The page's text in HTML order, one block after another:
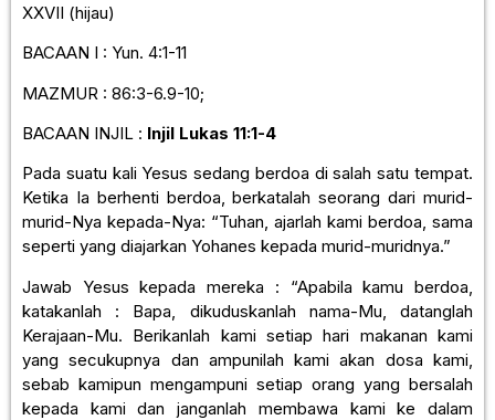
XXVII (hijau)
BACAAN I : Yun. 4:1-11
MAZMUR : 86:3-6.9-10;
BACAAN INJIL : Injil Lukas 11:1-4
Pada suatu kali Yesus sedang berdoa di salah satu tempat.
Ketika Ia berhenti berdoa, berkatalah seorang dari murid-
murid-Nya kepada-Nya: “Tuhan, ajarlah kami berdoa, sama
seperti yang diajarkan Yohanes kepada murid-muridnya.”
Jawab Yesus kepada mereka : “Apabila kamu berdoa,
katakanlah : Bapa, dikuduskanlah nama-Mu, datanglah
Kerajaan-Mu. Berikanlah kami setiap hari makanan kami
yang secukupnya dan ampunilah kami akan dosa kami,
sebab kamipun mengampuni setiap orang yang bersalah
kepada kami dan janganlah membawa kami ke dalam